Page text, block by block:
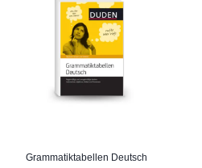
Grammatiktabellen Deutsch